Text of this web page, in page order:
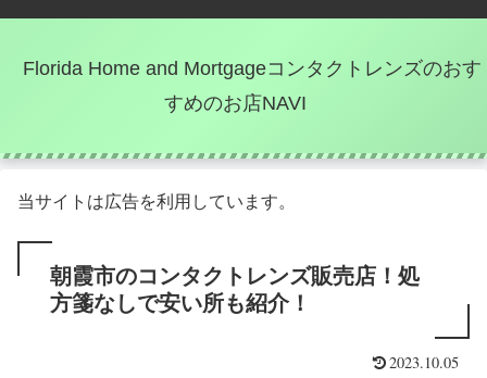
Florida Home and Mortgageコンタクトレンズのおす
すめのお店NAVI
当サイトは広告を利用しています。
朝霞市のコンタクトレンズ販売店！処
方箋なしで安い所も紹介！
2023.10.05